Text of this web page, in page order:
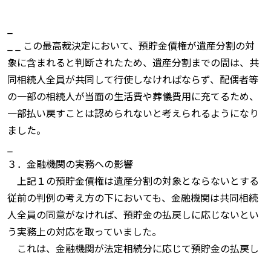
_ _ この最高裁決定において、預貯金債権が遺産分割の対
象に含まれると判断されたため、遺産分割までの間は、共
同相続人全員が共同して行使しなければならず、配偶者等
の一部の相続人が当面の生活費や葬儀費用に充てるため、
一部払い戻すことは認められないと考えられるようになり
ました。
３．金融機関の実務への影響
上記１の預貯金債権は遺産分割の対象とならないとする
従前の判例の考え方の下においても、金融機関は共同相続
人全員の同意がなければ、預貯金の払戻しに応じないとい
う実務上の対応を取っていました。
これは、金融機関が法定相続分に応じて預貯金の払戻し